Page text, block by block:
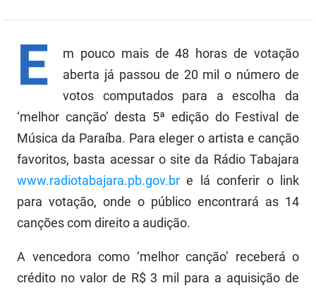
Meio Ambiente e Sustentabilidade
Mulher e da Diversidade Humana
Planejamento, Orçamento e Gestão
Procuradoria Geral do Estado
Representação Institucional
Saúde
Segurança e Defesa Social
Turismo e Desenvolvimento Econômico
FUNESC
IASS
IPHAEP
JUCEP
E
m pouco mais de 48 horas de votação
aberta já passou de 20 mil o número de
votos computados para a escolha da
‘melhor canção’ desta 5ª edição do Festival de
Música da Paraíba. Para eleger o artista e canção
favoritos, basta acessar o site da Rádio Tabajara
www.radiotabajara.pb.gov.br e lá conferir o link
para votação, onde o público encontrará as 14
canções com direito a audição.
A vencedora como ‘melhor canção’ receberá o
crédito no valor de R$ 3 mil para a aquisição de